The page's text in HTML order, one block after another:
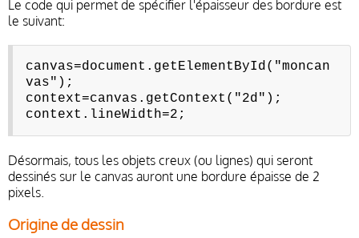
Le code qui permet de spécifier l'épaisseur des bordure est
le suivant:
canvas=document.getElementById("moncan
vas");
context=canvas.getContext("2d");
context.lineWidth=2;
Désormais, tous les objets creux (ou lignes) qui seront
dessinés sur le canvas auront une bordure épaisse de 2
pixels.
Origine de dessin